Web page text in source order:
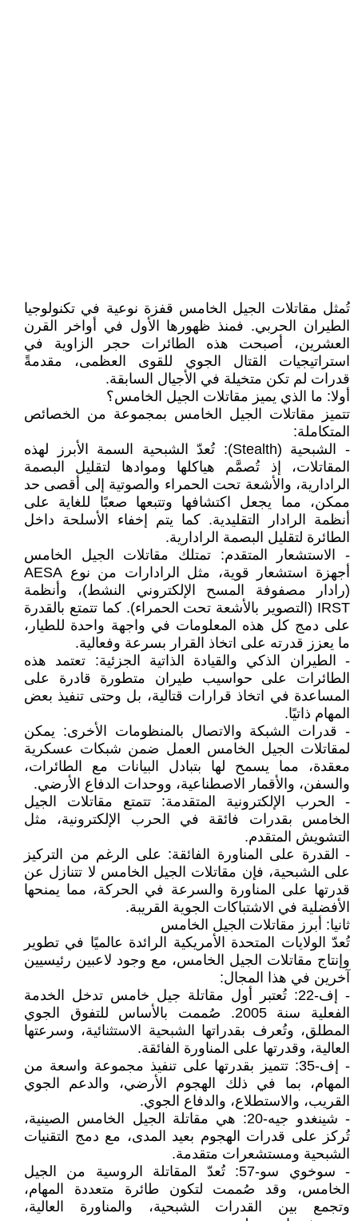
تُمثل مقاتلات الجيل الخامس قفزة نوعية في تكنولوجيا
الطيران الحربي. فمنذ ظهورها الأول في أواخر القرن
العشرين، أصبحت هذه الطائرات حجر الزاوية في
استراتيجيات القتال الجوي للقوى العظمى، مقدمةً
قدرات لم تكن متخيلة في الأجيال السابقة.
أولا: ما الذي يميز مقاتلات الجيل الخامس؟
تتميز مقاتلات الجيل الخامس بمجموعة من الخصائص
المتكاملة:
- الشبحية (Stealth): تُعدّ الشبحية السمة الأبرز لهذه
المقاتلات، إذ تُصمَّم هياكلها وموادها لتقليل البصمة
الرادارية، والأشعة تحت الحمراء والصوتية إلى أقصى حد
ممكن، مما يجعل اكتشافها وتتبعها صعبًا للغاية على
أنظمة الرادار التقليدية. كما يتم إخفاء الأسلحة داخل
الطائرة لتقليل البصمة الرادارية.
- الاستشعار المتقدم: تمتلك مقاتلات الجيل الخامس
أجهزة استشعار قوية، مثل الرادارات من نوع AESA
(رادار مصفوفة المسح الإلكتروني النشط)، وأنظمة
IRST (التصوير بالأشعة تحت الحمراء). كما تتمتع بالقدرة
على دمج كل هذه المعلومات في واجهة واحدة للطيار،
ما يعزز قدرته على اتخاذ القرار بسرعة وفعالية.
- الطيران الذكي والقيادة الذاتية الجزئية: تعتمد هذه
الطائرات على حواسيب طيران متطورة قادرة على
المساعدة في اتخاذ قرارات قتالية، بل وحتى تنفيذ بعض
المهام ذاتيًا.
- قدرات الشبكة والاتصال بالمنظومات الأخرى: يمكن
لمقاتلات الجيل الخامس العمل ضمن شبكات عسكرية
معقدة، مما يسمح لها بتبادل البيانات مع الطائرات،
والسفن، والأقمار الاصطناعية، ووحدات الدفاع الأرضي.
- الحرب الإلكترونية المتقدمة: تتمتع مقاتلات الجيل
الخامس بقدرات فائقة في الحرب الإلكترونية، مثل
التشويش المتقدم.
- القدرة على المناورة الفائقة: على الرغم من التركيز
على الشبحية، فإن مقاتلات الجيل الخامس لا تتنازل عن
قدرتها على المناورة والسرعة في الحركة، مما يمنحها
الأفضلية في الاشتباكات الجوية القريبة.
ثانيا: أبرز مقاتلات الجيل الخامس
تُعدّ الولايات المتحدة الأمريكية الرائدة عالميًا في تطوير
وإنتاج مقاتلات الجيل الخامس، مع وجود لاعبين رئيسيين
آخرين في هذا المجال:
- إف-22: تُعتبر أول مقاتلة جيل خامس تدخل الخدمة
الفعلية سنة 2005. صُممت بالأساس للتفوق الجوي
المطلق، وتُعرف بقدراتها الشبحية الاستثنائية، وسرعتها
العالية، وقدرتها على المناورة الفائقة.
- إف-35: تتميز بقدرتها على تنفيذ مجموعة واسعة من
المهام، بما في ذلك الهجوم الأرضي، والدعم الجوي
القريب، والاستطلاع، والدفاع الجوي.
- شينغدو جيه-20: هي مقاتلة الجيل الخامس الصينية،
تُركز على قدرات الهجوم بعيد المدى، مع دمج التقنيات
الشبحية ومستشعرات متقدمة.
- سوخوي سو-57: تُعدّ المقاتلة الروسية من الجيل
الخامس، وقد صُممت لتكون طائرة متعددة المهام،
وتجمع بين القدرات الشبحية، والمناورة العالية،